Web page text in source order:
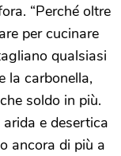
“Perché oltre
per cucinare
qualsiasi
la carbonella,
soldo in più.
e desertica
ancora di più a